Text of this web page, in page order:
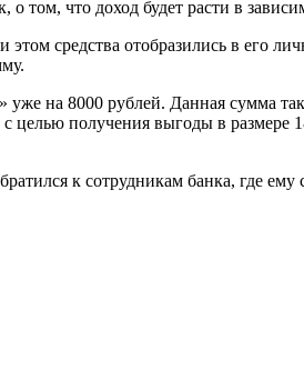
том, что доход будет расти в
средства отобразились в его
на 8000 рублей. Данная сумма
получения выгоды в размере
к сотрудникам банка, где